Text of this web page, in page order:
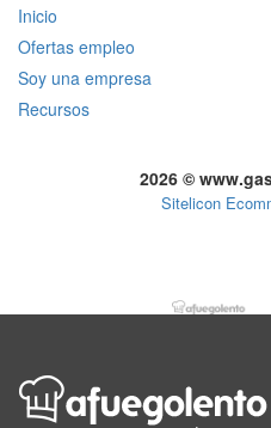
Inicio
Ofertas empleo
Soy una empresa
Recursos
2026 ©
Sitelicon